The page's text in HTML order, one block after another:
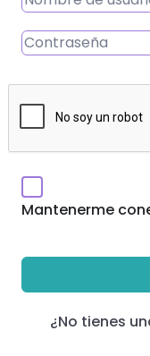
Mantenerme
¿No tienes